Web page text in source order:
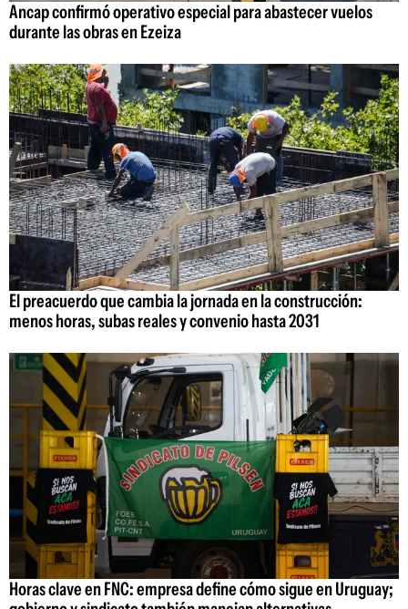
Ancap confirmó operativo especial para abastecer vuelos
durante las obras en Ezeiza
El preacuerdo que cambia la jornada en la construcción:
menos horas, subas reales y convenio hasta 2031
Horas clave en FNC: empresa define cómo sigue en Uruguay;